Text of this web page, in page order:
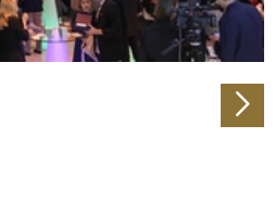
möglicherweise mit
die Sie ihnen bereitgestellt